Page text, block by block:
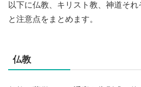
以下に仏教、キリスト教、神道そ
と注意点をまとめます。
仏教